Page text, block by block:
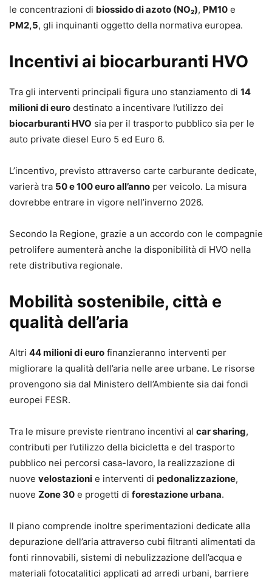
le concentrazioni di biossido di azoto (NO₂), PM10 e
PM2,5, gli inquinanti oggetto della normativa europea.
Incentivi ai biocarburanti HVO
Tra gli interventi principali figura uno stanziamento di 14
milioni di euro destinato a incentivare l’utilizzo dei
biocarburanti HVO sia per il trasporto pubblico sia per le
auto private diesel Euro 5 ed Euro 6.
L’incentivo, previsto attraverso carte carburante dedicate,
varierà tra 50 e 100 euro all’anno per veicolo. La misura
dovrebbe entrare in vigore nell’inverno 2026.
Secondo la Regione, grazie a un accordo con le compagnie
petrolifere aumenterà anche la disponibilità di HVO nella
rete distributiva regionale.
Mobilità sostenibile, città e
qualità dell’aria
Altri 44 milioni di euro finanzieranno interventi per
migliorare la qualità dell’aria nelle aree urbane. Le risorse
provengono sia dal Ministero dell’Ambiente sia dai fondi
europei FESR.
Tra le misure previste rientrano incentivi al car sharing,
contributi per l’utilizzo della bicicletta e del trasporto
pubblico nei percorsi casa-lavoro, la realizzazione di
nuove velostazioni e interventi di pedonalizzazione,
nuove Zone 30 e progetti di forestazione urbana.
Il piano comprende inoltre sperimentazioni dedicate alla
depurazione dell’aria attraverso cubi filtranti alimentati da
fonti rinnovabili, sistemi di nebulizzazione dell’acqua e
materiali fotocatalitici applicati ad arredi urbani, barriere